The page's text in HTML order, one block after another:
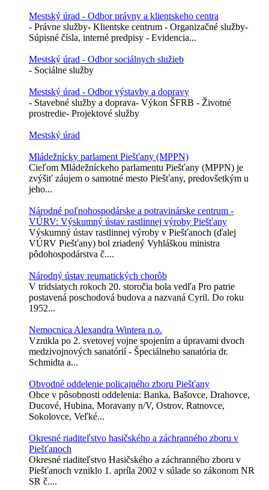
Mestský úrad - Odbor právny a klientskeho centra
- Právne služby- Klientske centrum - Organizačné služby-
Súpisné čísla, interné predpisy - Evidencia...
Mestský úrad - Odbor sociálnych služieb
- Sociálne služby
Mestský úrad - Odbor výstavby a dopravy
- Stavebné služby a doprava- Výkon ŠFRB - Životné
prostredie- Projektové služby
Mestský úrad
Mládežnícky parlament Piešťany (MPPN)
Cieľom Mládežníckeho parlamentu Piešťany (MPPN) je
zvýšiť záujem o samotné mesto Piešťany, predovšetkým u
jeho...
Národné poľnohospodárske a potravinárske centrum -
VÚRV: Výskumný ústav rastlinnej výroby Piešťany
Výskumný ústav rastlinnej výroby v Piešťanoch (ďalej
VÚRV Piešťany) bol zriadený Vyhláškou ministra
pôdohospodárstva č....
Národný ústav reumatických chorôb
V tridsiatych rokoch 20. storočia bola vedľa Pro patrie
postavená poschodová budova a nazvaná Cyril. Do roku
1952...
Nemocnica Alexandra Wintera n.o.
Vznikla po 2. svetovej vojne spojením a úpravami dvoch
medzivojnových sanatórií - Špeciálneho sanatória dr.
Schmidta a...
Obvodné oddelenie policajného zboru Piešťany
Obce v pôsobnosti oddelenia: Banka, Bašovce, Drahovce,
Ducové, Hubina, Moravany n/V, Ostrov, Ratnovce,
Sokolovce, Veľké...
Okresné riaditeľstvo hasičského a záchranného zboru v
Piešťanoch
Okresné riaditeľstvo Hasičského a záchranného zboru v
Piešťanoch vzniklo 1. apríla 2002 v súlade so zákonom NR
SR č....